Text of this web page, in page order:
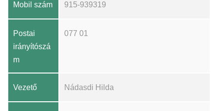
Mobil szám 915-939319
Postai
irányítószá
m
077 01
Vezető Nádasdi Hilda